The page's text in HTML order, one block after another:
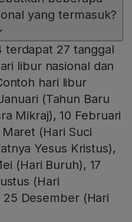
yang termasuk?
terdapat 27 tanggal
libur nasional dan
hari libur
(Tahun Baru
Mikraj), 10 Februari
Maret (Hari Suci
Yesus Kristus),
(Hari Buruh), 17
(Hari
Desember (Hari